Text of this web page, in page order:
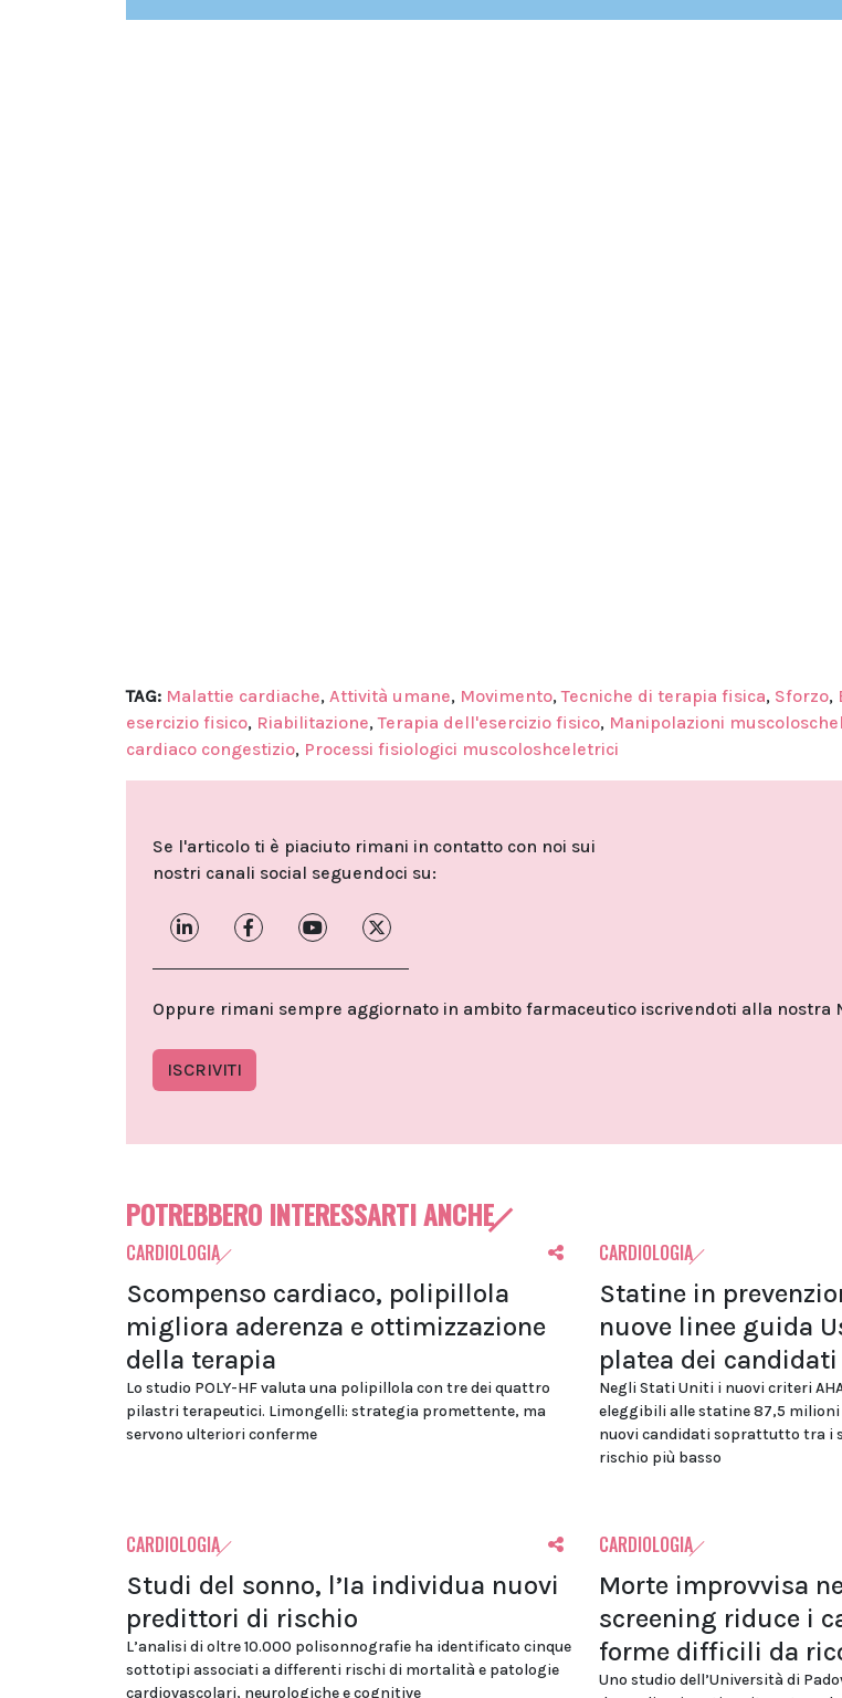
TAG: Malattie cardiache, Attività umane, Movimento,Tecniche di terapia fisica, Sforzo,
esercizio fisico, Riabilitazione,Terapia dell'esercizio fisico, Manipolazioni
cardiaco congestizio, Processi fisiologici muscoloshceletrici
Se l'articolo ti è piaciuto rimani in contatto con noi sui
nostri canali social seguendoci su:
Oppure rimani sempre aggiornato in ambito farmaceutico iscrivendoti alla nostra
ISCRIVITI
POTREBBERO INTERESSARTI ANCHE
CARDIOLOGIA
Scompenso cardiaco, polipillola
migliora aderenza e ottimizzazione
della terapia
Lo studio POLY-HF valuta una polipillola con tre dei quattro
pilastri terapeutici. Limongelli: strategia promettente, ma
servono ulteriori conferme
CARDIOLOGIA
Statine in
nuove linee guida
platea dei candidati
Negli Stati Uniti i nuovi criteri
eleggibili alle statine 87,5 milioni
nuovi candidati soprattutto tra i
rischio più basso
CARDIOLOGIA
Studi del sonno, l’Ia individua nuovi
predittori di rischio
L’analisi di oltre 10.000 polisonnografie ha identificato cinque
sottotipi associati a differenti rischi di mortalità e patologie
cardiovascolari, neurologiche e cognitive
CARDIOLOGIA
Morte improvvisa
screening riduce i
forme difficili da
Uno studio dell’Università di